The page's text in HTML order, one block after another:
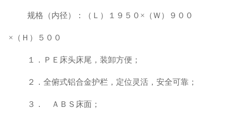
规格（内径）：（Ｌ）１９５０×（Ｗ）９００
×（Ｈ）５００
１．ＰＥ床头床尾，装卸方便；
２．全俯式铝合金护栏，定位灵活，安全可靠；
３． ＡＢＳ床面；